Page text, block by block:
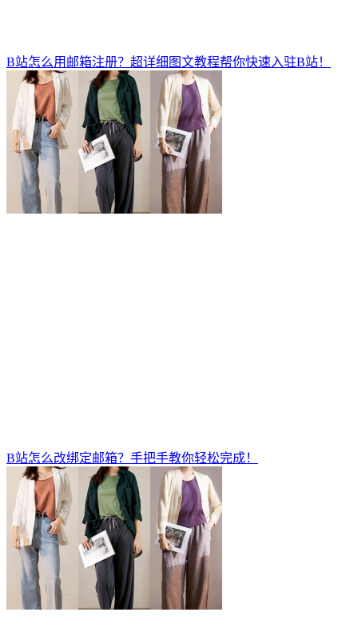
B站怎么用邮箱注册？超详细图文教程帮你快速入驻B站！
B站怎么改绑定邮箱？手把手教你轻松完成！